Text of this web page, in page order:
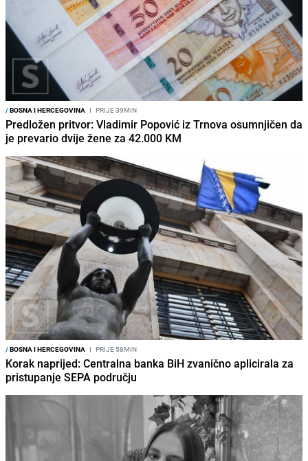
/BOSNA I HERCEGOVINA I PRIJE 39MIN
Predložen pritvor: Vladimir Popović iz Trnova osumnjičen da
je prevario dvije žene za 42.000 KM
/BOSNA I HERCEGOVINA I PRIJE 58MIN
Korak naprijed: Centralna banka BiH zvanično aplicirala za
pristupanje SEPA području